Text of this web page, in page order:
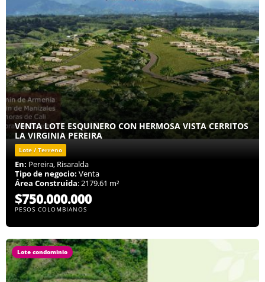
VENTA LOTE ESQUINERO CON HERMOSA VISTA CERRITOS
LA VIRGINIA PEREIRA
Lote / Terreno
En: Pereira, Risaralda
Tipo de negocio: Venta
Área Construida: 2179.61 m²
$750.000.000
PESOS COLOMBIANOS
Lote condominio